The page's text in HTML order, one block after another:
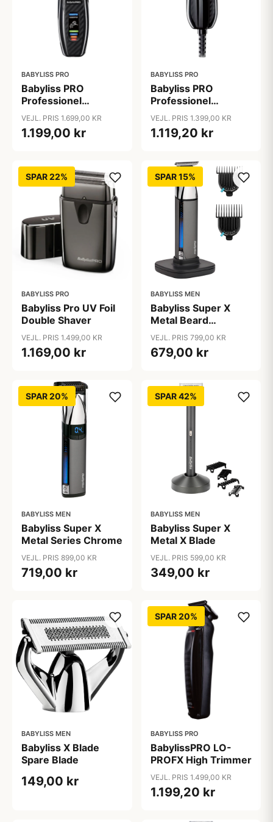
BABYLISS PRO
Babyliss PRO
Professionel
Trimmer FlashFX
VEJL. PRIS 1.699,00 KR
1.199,00 kr
BABYLISS PRO
Babyliss PRO
Professionel
Trimmer Kompakt
EtchFX
VEJL. PRIS 1.399,00 KR
1.119,20 kr
SPAR 22%
BABYLISS PRO
Babyliss Pro UV Foil
Double Shaver
VEJL. PRIS 1.499,00 KR
1.169,00 kr
SPAR 15%
BABYLISS MEN
Babyliss Super X
Metal Beard
Trimmer Chrome
T996E
VEJL. PRIS 799,00 KR
679,00 kr
SPAR 20%
BABYLISS MEN
Babyliss Super X
Metal Series Chrome
VEJL. PRIS 899,00 KR
719,00 kr
SPAR 42%
BABYLISS MEN
Babyliss Super X
Metal X Blade
VEJL. PRIS 599,00 KR
349,00 kr
BABYLISS MEN
Babyliss X Blade
Spare Blade
149,00 kr
SPAR 20%
BABYLISS PRO
BabylissPRO LO-
PROFX High Trimmer
VEJL. PRIS 1.499,00 KR
1.199,20 kr